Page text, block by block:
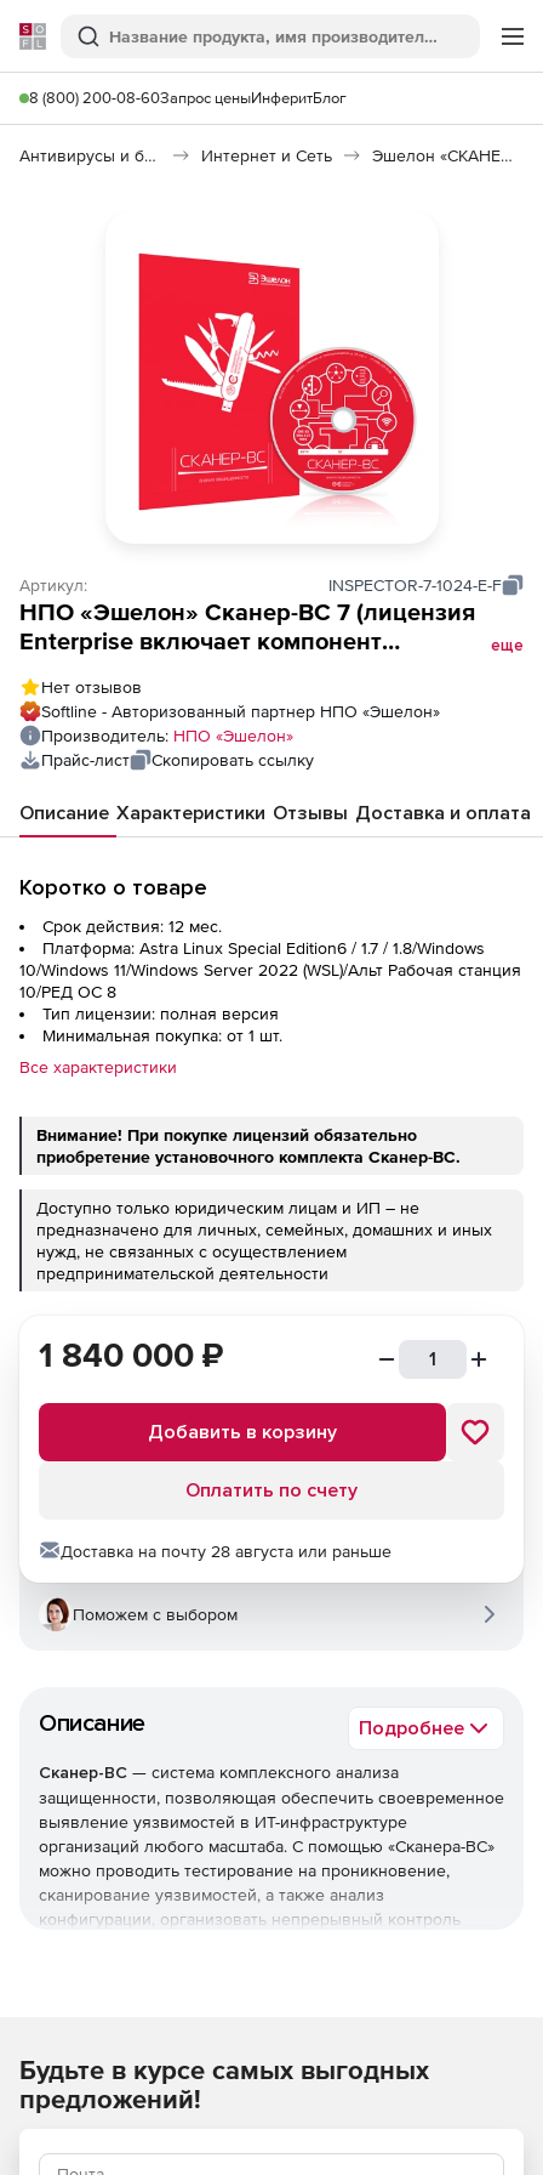
Softline
Поиск
8 (800) 200-08-60Запрос ценыИнферитБлог
Антивирусы и безопасность Интернет и Сеть Эшелон «СКАНЕР-ВС»
Артикул: INSPECTOR-7-1024-E-F
НПО «Эшелон» Сканер-ВС 7 (лицензия
Enterprise включает компонент
еще
Нет отзывов
Softline - Авторизованный партнер НПО «Эшелон»
Производитель: НПО «Эшелон»
Прайс-лист
Скопировать ссылку
Описание Характеристики Отзывы Доставка и оплата
Коротко о товаре
Срок действия: 12 мес.
Платформа: Astra Linux Special Edition6 / 1.7 / 1.8/Windows
10/Windows 11/Windows Server 2022 (WSL)/Альт Рабочая станция
10/РЕД ОС 8
Тип лицензии: полная версия
Минимальная покупка: от 1 шт.
Все характеристики
Внимание! При покупке лицензий обязательно
приобретение установочного комплекта Сканер-ВС.
Доступно только юридическим лицам и ИП – не
предназначено для личных, семейных, домашних и иных
нужд, не связанных с осуществлением
предпринимательской деятельности
Описание Подробнее
Сканер-ВС — система комплексного анализа
защищенности, позволяющая обеспечить своевременное
выявление уязвимостей в ИТ-инфраструктуре
организаций любого масштаба. С помощью «Сканера-ВС»
можно проводить тестирование на проникновение,
сканирование уязвимостей, а также анализ
конфигурации, организовать непрерывный контроль
информационных систем;
повысить эффективность деятельности ИТ-
1 840 000 ₽
Добавить в корзину
Оплатить по счету
Доставка на почту 28 августа или раньше
Поможем с выбором
Будьте в курсе самых выгодных
предложений!